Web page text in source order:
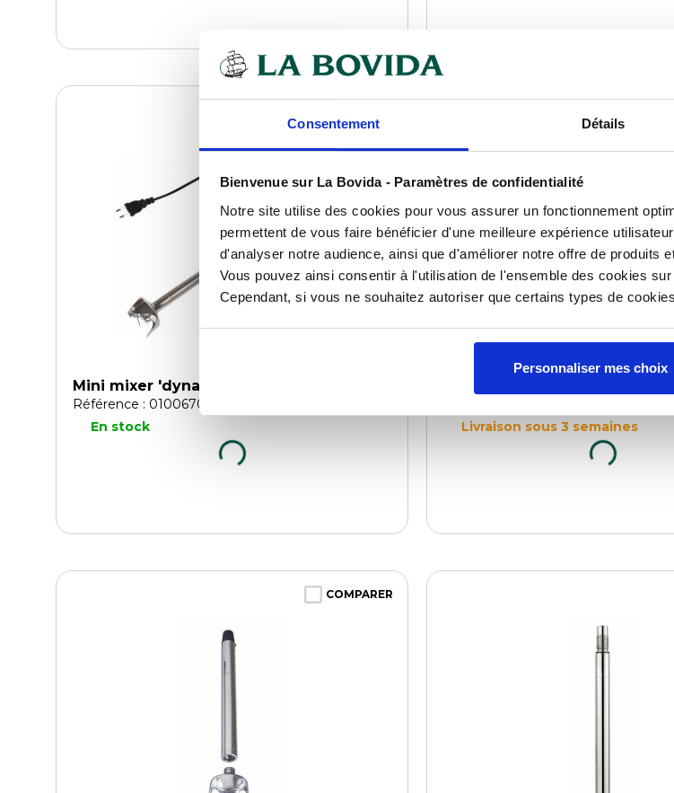
Consentement Détails
Bienvenue sur La Bovida - Paramètres de confidentialité
Notre site utilise des cookies pour vous assurer un fonctionnement
permettent de vous faire bénéficier d'une meilleure expérience
d'analyser notre audience, ainsi que d'améliorer notre offre de produits
Vous pouvez ainsi consentir à l'utilisation de l'ensemble des cookies
Cependant, si vous ne souhaitez autoriser que certains types de
Personnaliser mes choix
Mini mixer 'dynamix'
Référence : 0100670930
En stock
Livraison sous 3 semaines
COMPARER